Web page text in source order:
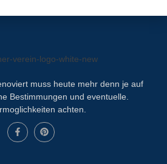
muss heute mehr denn je auf
Bestimmungen und eventuelle.
achten.